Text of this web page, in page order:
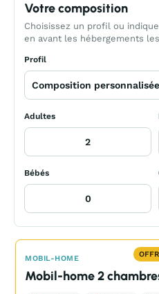
Votre composition
Choisissez un profil ou
en avant les hébergements
Profil
Adultes
Bébés
MOBIL-HOME
Mobil-home 2